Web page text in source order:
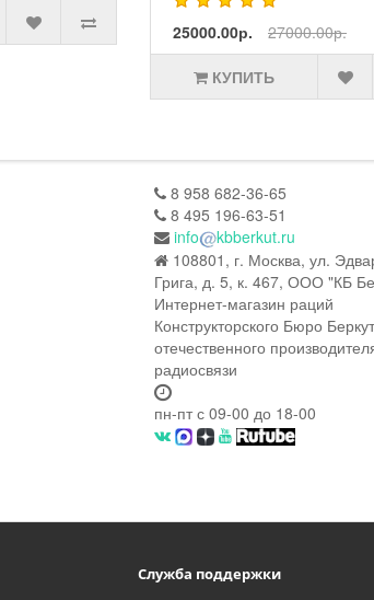
27000.00р.
19700.00р.
8 958 682-36-65
8 495 196-63-51
info
kbberkut.ru
108801, г. Москва, ул.
Грига, д. 5, к. 467, ООО "КБ
Интернет-магазин раций
Конструкторского Бюро
отечественного
радиосвязи
пн-пт с 09-00 до 18-00
Служба поддержки